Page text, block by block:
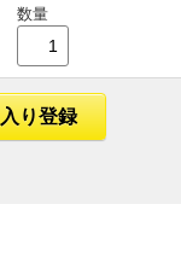
数量
り登録